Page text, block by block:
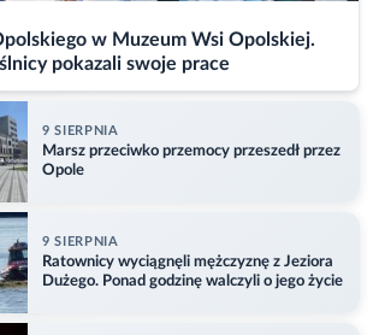
w Muzeum Wsi Opolskiej.
pokazali swoje prace
9 SIERPNIA
Marsz przeciwko przemocy przeszedł przez
Opole
9 SIERPNIA
Ratownicy wyciągnęli mężczyznę z Jeziora
Dużego. Ponad godzinę walczyli o jego życie